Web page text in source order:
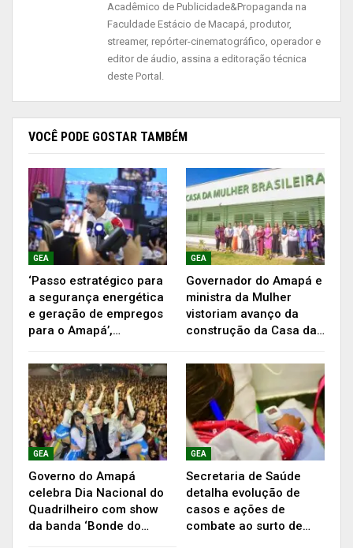
elétrica e revestimento nesses espaços.
Priorizamos a mudança completa buscando
melhorar ainda mais a qualidade do serviço
ofertado e a comodidade dos pacientes”,
enfatizou a secretária de Estado da Saúde,
Silvana Vedovelli.
Já passaram por revitalização 12 enfermarias
(dos ambulatórios clínicos e do centro cirúrgico),
16 banheiros, sala de medicação, sala de
curativos, recepção e sala de coleta laboratório,
sala vermelha, repousos das equipes médicas e
de enfermagem, triagem, recepção central,
Acadêmico de Publicidade&Propaganda na
Faculdade Estácio de Macapá, produtor,
streamer, repórter-cinematográfico, operador e
editor de áudio, assina a editoração técnica
deste Portal.
VOCÊ PODE GOSTAR TAMBÉM
GEA
‘Passo estratégico para
a segurança energética
e geração de empregos
para o Amapá’,…
GEA
Governador do Amapá e
ministra da Mulher
vistoriam avanço da
construção da Casa da…
GEA
Governo do Amapá
celebra Dia Nacional do
Quadrilheiro com show
da banda ‘Bonde do…
GEA
Secretaria de Saúde
detalha evolução de
casos e ações de
combate ao surto de…